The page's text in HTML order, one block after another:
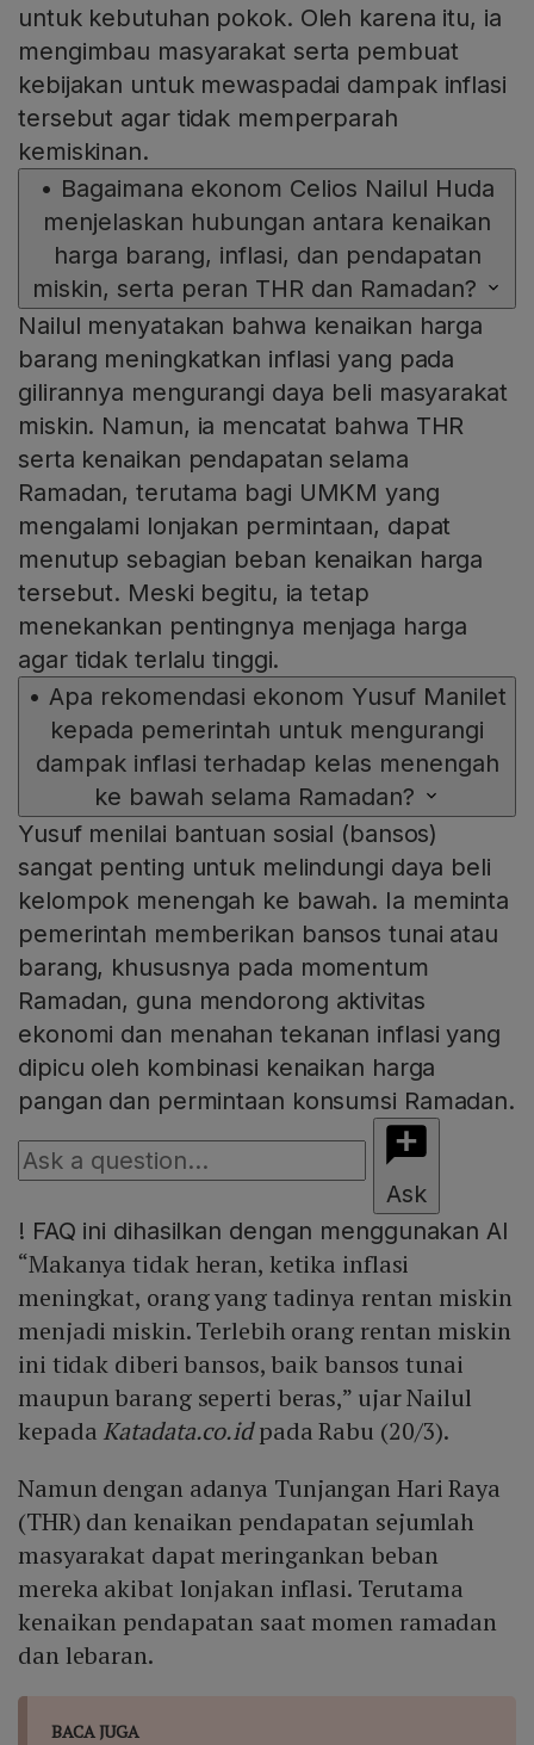
untuk kebutuhan pokok. Oleh karena itu, ia
mengimbau masyarakat serta pembuat
kebijakan untuk mewaspadai dampak inflasi
tersebut agar tidak memperparah
kemiskinan.
• Bagaimana ekonom Celios Nailul Huda
menjelaskan hubungan antara kenaikan
harga barang, inflasi, dan pendapatan
miskin, serta peran THR dan Ramadan?
Nailul menyatakan bahwa kenaikan harga
barang meningkatkan inflasi yang pada
gilirannya mengurangi daya beli masyarakat
miskin. Namun, ia mencatat bahwa THR
serta kenaikan pendapatan selama
Ramadan, terutama bagi UMKM yang
mengalami lonjakan permintaan, dapat
menutup sebagian beban kenaikan harga
tersebut. Meski begitu, ia tetap
menekankan pentingnya menjaga harga
agar tidak terlalu tinggi.
• Apa rekomendasi ekonom Yusuf Manilet
kepada pemerintah untuk mengurangi
dampak inflasi terhadap kelas menengah
ke bawah selama Ramadan?
Yusuf menilai bantuan sosial (bansos)
sangat penting untuk melindungi daya beli
kelompok menengah ke bawah. Ia meminta
pemerintah memberikan bansos tunai atau
barang, khususnya pada momentum
Ramadan, guna mendorong aktivitas
ekonomi dan menahan tekanan inflasi yang
dipicu oleh kombinasi kenaikan harga
pangan dan permintaan konsumsi Ramadan.
Ask
! FAQ ini dihasilkan dengan menggunakan AI
“Makanya tidak heran, ketika inflasi
meningkat, orang yang tadinya rentan miskin
menjadi miskin. Terlebih orang rentan miskin
ini tidak diberi bansos, baik bansos tunai
maupun barang seperti beras,” ujar Nailul
kepada Katadata.co.idpada Rabu (20/3).
Namun dengan adanya Tunjangan Hari Raya
(THR) dan kenaikan pendapatan sejumlah
masyarakat dapat meringankan beban
mereka akibat lonjakan inflasi. Terutama
kenaikan pendapatan saat momen ramadan
dan lebaran.
BACA JUGA